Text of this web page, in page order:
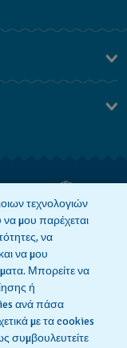
Cookies
τεχνολογιών
μου παρέχεται
να
να μου
Μπορείτε να
ή
ανά πάσα
με τα cookies
συμβουλευτείτε